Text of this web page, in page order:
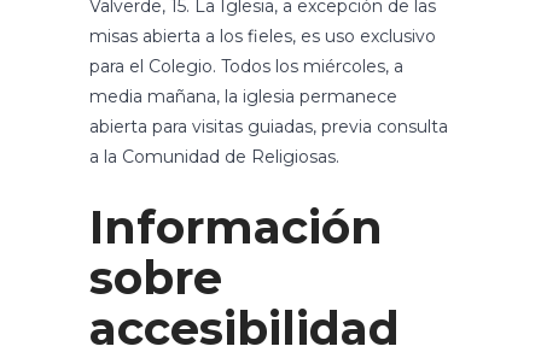
Valverde, 15. La Iglesia, a excepción de las
misas abierta a los fieles, es uso exclusivo
para el Colegio. Todos los miércoles, a
media mañana, la iglesia permanece
abierta para visitas guiadas, previa consulta
a la Comunidad de Religiosas.
Información
sobre
accesibilidad